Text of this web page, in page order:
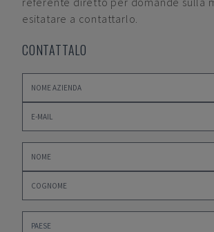
esitatare a contattarlo.
CONTATTALO